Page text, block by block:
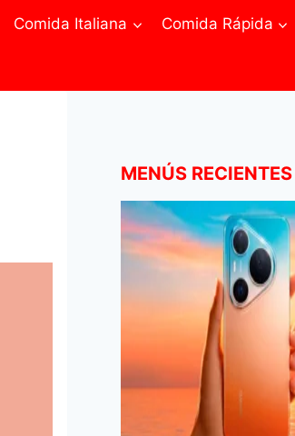
Comida Italiana Comida Rápida
MENÚS RECIENTES